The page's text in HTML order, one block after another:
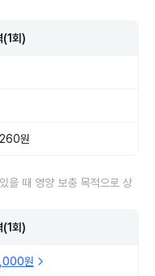
(1회)
원
을 때 영양 보충 목적으로 상
(1회)
원